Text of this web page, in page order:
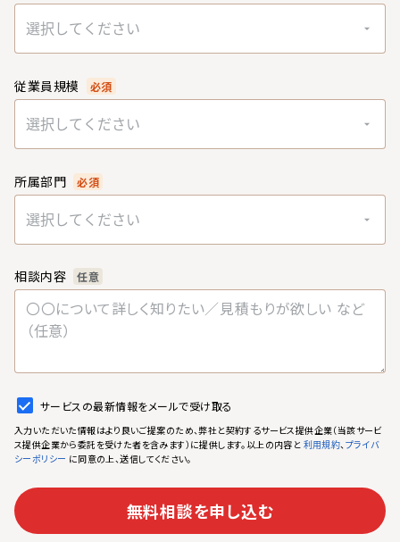
選択してください
従業員規模 必須
選択してください
所属部門 必須
選択してください
相談内容 任意
サービスの最新情報をメールで受け取る
入力いただいた情報はより良いご提案のため、弊社と契約するサービス提供企業（当該サービ
ス提供企業から委託を受けた者を含みます）に提供します。以上の内容と 利用規約、プライバ
シーポリシー に同意の上、送信してください。
無料相談を申し込む